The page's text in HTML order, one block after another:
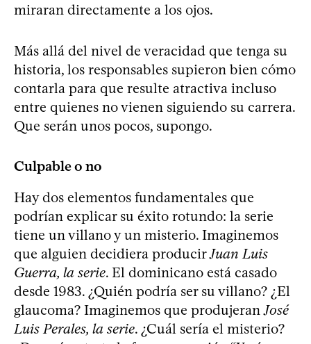
miraran directamente a los ojos.
Más allá del nivel de veracidad que tenga su
historia, los responsables supieron bien cómo
contarla para que resulte atractiva incluso
entre quienes no vienen siguiendo su carrera.
Que serán unos pocos, supongo.
Culpable o no
Hay dos elementos fundamentales que
podrían explicar su éxito rotundo: la serie
tiene un villano y un misterio. Imaginemos
que alguien decidiera producirJuan Luis
Guerra, la serie. El dominicano está casado
desde 1983. ¿Quién podría ser su villano? ¿El
glaucoma? Imaginemos que produjeranJosé
Luis Perales, la serie. ¿Cuál sería el misterio?